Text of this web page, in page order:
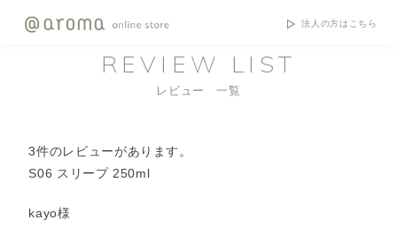
法人の方はこちら
REVIEW LIST
レビュー 一覧
3件のレビューがあります。
S06 スリープ 250ml
kayo様